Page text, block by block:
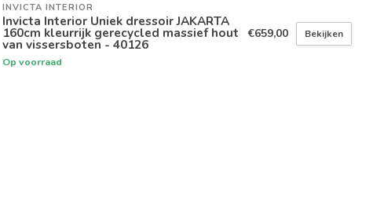
INVICTA INTERIOR
Invicta Interior Uniek dressoir JAKARTA
160cm kleurrijk gerecycled massief hout
van vissersboten - 40126
Op voorraad
€659,00 Bekijken